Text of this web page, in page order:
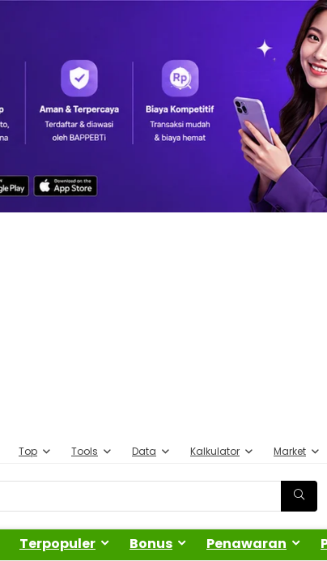
Top Tools Data Kalkulator Market
Terpopuler Bonus Penawaran